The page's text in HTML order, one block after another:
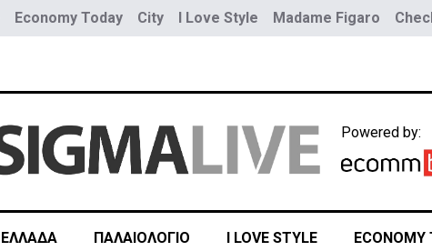
Economy Today City I Love Style Madame Figaro
Powered by:
ΕΛΛΑΔΑ ΠΑΛΑΙΟΛΟΓΙΟ I LOVE STYLE ECONOMY